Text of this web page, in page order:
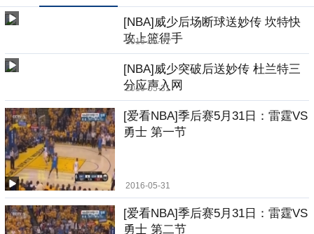
[NBA]威少后场断球送妙传 坎特快
攻上篮得手
2016-05-31
[NBA]威少突破后送妙传 杜兰特三
分应声入网
2016-05-31
[爱看NBA]季后赛5月31日：雷霆VS
勇士 第一节
2016-05-31
[爱看NBA]季后赛5月31日：雷霆VS
勇士 第二节